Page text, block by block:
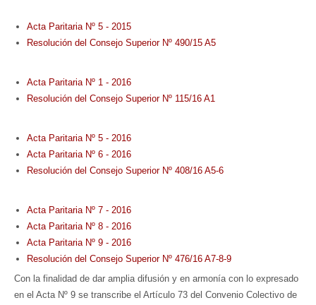
Acta Paritaria Nº 5 - 2015
Resolución del Consejo Superior Nº 490/15 A5
Acta Paritaria Nº 1 - 2016
Resolución del Consejo Superior Nº 115/16 A1
Acta Paritaria Nº 5 - 2016
Acta Paritaria Nº 6 - 2016
Resolución del Consejo Superior Nº 408/16 A5-6
Acta Paritaria Nº 7 - 2016
Acta Paritaria Nº 8 - 2016
Acta Paritaria Nº 9 - 2016
Resolución del Consejo Superior Nº 476/16 A7-8-9
Con la finalidad de dar amplia difusión y en armonía con lo expresado
en el Acta Nº 9 se transcribe el Artículo 73 del Convenio Colectivo de